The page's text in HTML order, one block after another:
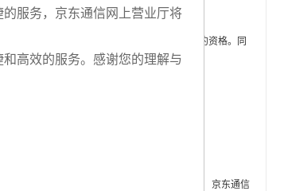
服务，京东通信网上营业厅将
高效的服务。感谢您的理解与
抢到号码的预约会员，我们将继续为您保留预约资格。同
您分享每一次喜悦。
京东通信